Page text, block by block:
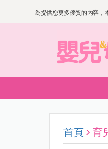
為提供您更多優質的內容，
首頁 育